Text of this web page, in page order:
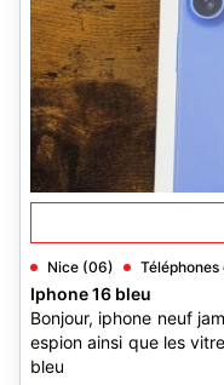
Nice (06)
Iphone 16 bleu
Bonjour, iphone neuf
espion ainsi que les
bleu